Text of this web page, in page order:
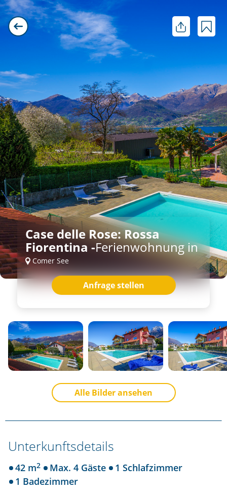
Alle Bilder ansehen
Unterkunftsdetails
42 m2 Max. 4 Gäste
1 Schlafzimmer
1 Badezimmer
Case delle Rose: Rossa
Fiorentina -Ferienwohnung in
Comer See
Anfrage stellen